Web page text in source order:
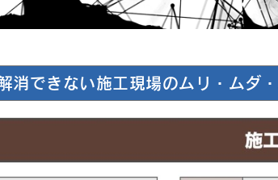
消できない施工現場のムリ・ムダ